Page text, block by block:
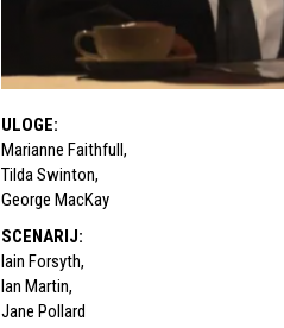
ULOGE:
Marianne Faithfull,
Tilda Swinton,
George MacKay
SCENARIJ:
Iain Forsyth,
Ian Martin,
Jane Pollard